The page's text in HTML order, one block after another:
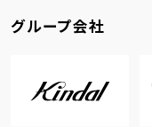
グループ会社